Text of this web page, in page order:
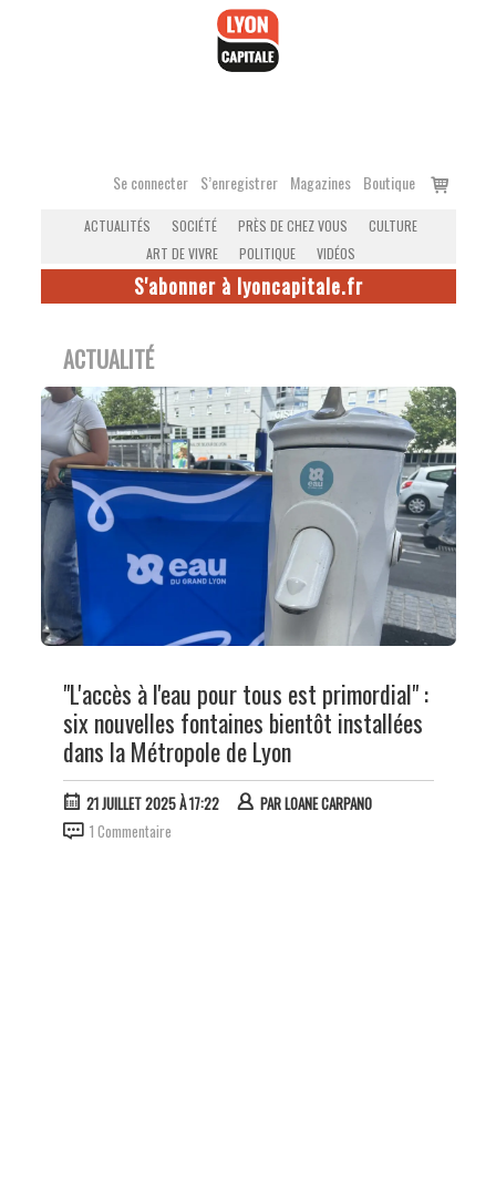
Se connecter S’enregistrer Magazines Boutique
Voir
ACTUALITÉS SOCIÉTÉ PRÈS DE CHEZ VOUS
CULTURE
ART DE VIVRE
POLITIQUE VIDÉOS
S'abonner à lyoncapitale.fr
ACTUALITÉ
"L'accès à l'eau pour tous est primordial" :
six nouvelles fontaines bientôt installées
dans la Métropole de Lyon
21 JUILLET 2025 À 17:22 PARLOANE CARPANO
1 Commentaire